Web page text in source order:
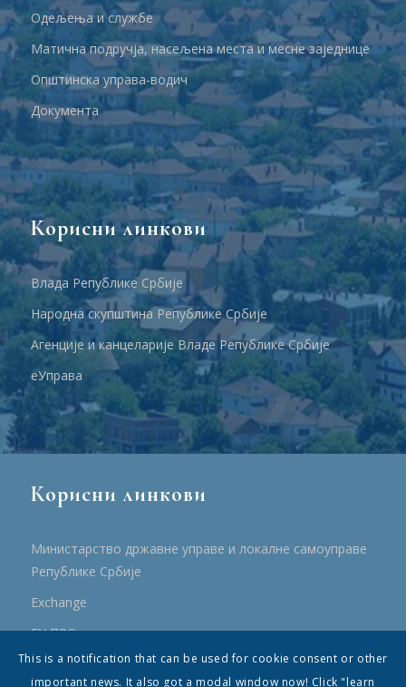
Одељења и службе
Матична подручја, насељена места и месне заједнице
Општинска управа-водич
Документа
Корисни линкови
Влада Републике Србије
Народна скупштина Републике Србије
Агенције и канцеларије Владе Републике Србије
еУправа
Корисни линкови
Министарство државне управе и локалне самоуправе
Републике Србије
Еxchange
ЕУ ПРО
ПРРР
This is a notification that can be used for cookie consent or other
important news. It also got a modal window now! Click "learn